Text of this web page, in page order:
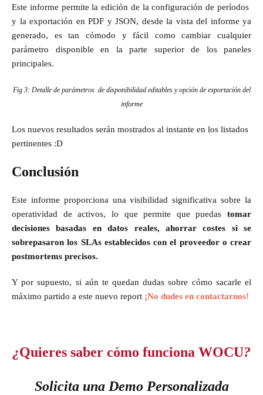
Este informe permite la edición de la configuración de períodos
y la exportación en PDF y JSON, desde la vista del informe ya
generado, es tan cómodo y fácil como cambiar cualquier
parámetro disponible en la parte superior de los paneles
principales.
Fig 3: Detalle de parámetros de disponibilidad editables y opción de exportación del
informe
Los nuevos resultados serán mostrados al instante en los listados
pertinentes :D
Conclusión
Este informe proporciona una visibilidad significativa sobre la
operatividad de activos, lo que permite que puedas tomar
decisiones basadas en datos reales, ahorrar costes si se
sobrepasaron los SLAs establecidos con el proveedor o crear
postmortems precisos.
Y por supuesto, si aún te quedan dudas sobre cómo sacarle el
máximo partido a este nuevo report ¡No dudes en contactarnos!
¿Quieres saber cómo funciona WOCU?
Solicita una Demo Personalizada